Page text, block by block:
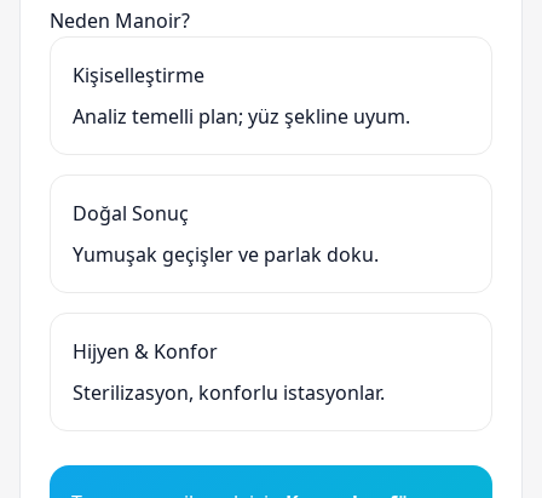
Neden Manoir?
Kişiselleştirme
Analiz temelli plan; yüz şekline uyum.
Doğal Sonuç
Yumuşak geçişler ve parlak doku.
Hijyen & Konfor
Sterilizasyon, konforlu istasyonlar.